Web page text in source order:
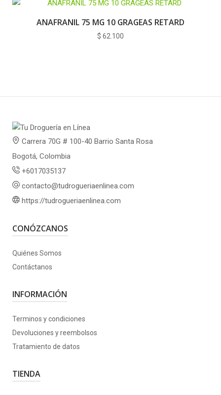
ANAFRANIL 75 MG 10 GRAGEAS RETARD
$ 62.100
Carrera 70G # 100-40 Barrio Santa Rosa
Bogotá, Colombia
+6017035137
contacto@tudrogueriaenlinea.com
https://tudrogueriaenlinea.com
CONÓZCANOS
Quiénes Somos
Contáctanos
INFORMACIÓN
Terminos y condiciones
Devoluciones y reembolsos
Tratamiento de datos
TIENDA